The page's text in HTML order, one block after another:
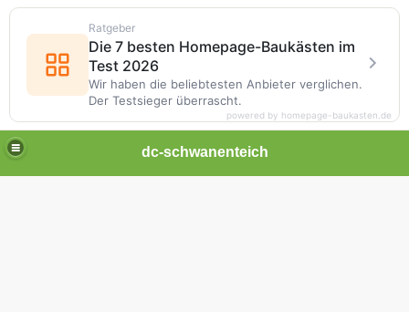
dc-schwanenteich
Ratgeber
Die 7 besten Homepage-Baukästen im
Test 2026
Wir haben die beliebtesten Anbieter verglichen.
Der Testsieger überrascht.
powered by homepage-baukasten.de